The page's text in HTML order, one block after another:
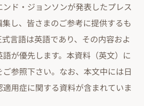
ド・ジョンソンが発表したプレス
し、皆さまのご参考に提供するも
言語は英語であり、その内容およ
が優先します。本資料（英文）に
ご参照下さい。なお、本文中には日
用症に関する資料が含まれていま